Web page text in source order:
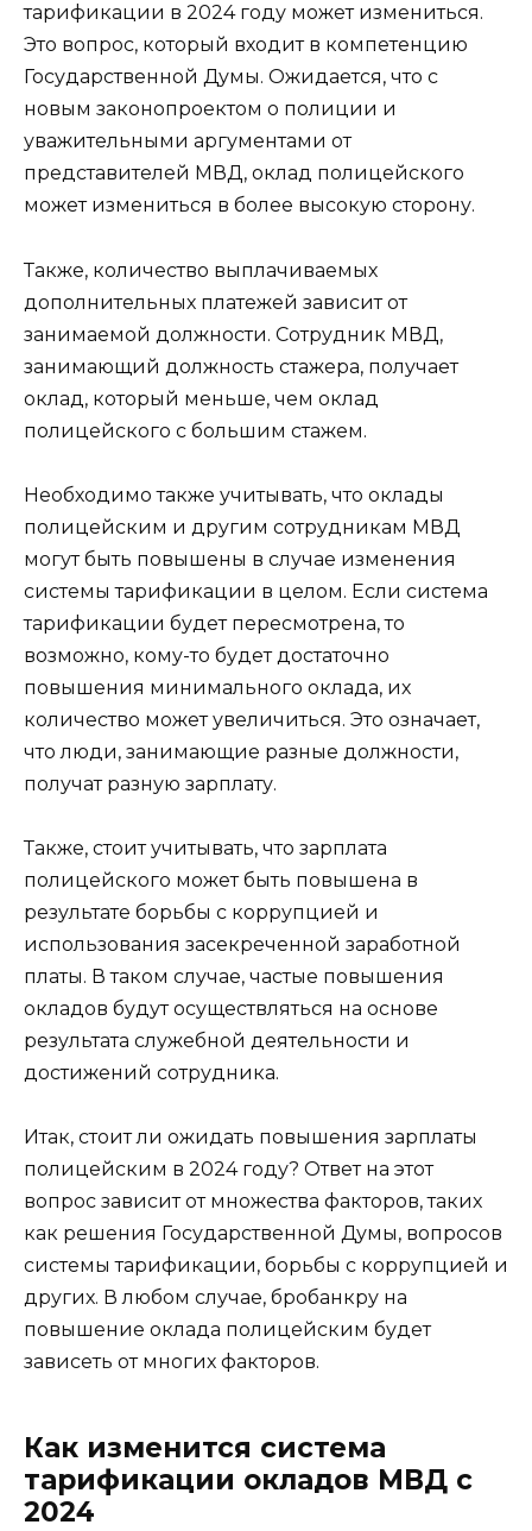
тарификации в 2024 году может измениться.
Это вопрос, который входит в компетенцию
Государственной Думы. Ожидается, что с
новым законопроектом о полиции и
уважительными аргументами от
представителей МВД, оклад полицейского
может измениться в более высокую сторону.
Также, количество выплачиваемых
дополнительных платежей зависит от
занимаемой должности. Сотрудник МВД,
занимающий должность стажера, получает
оклад, который меньше, чем оклад
полицейского с большим стажем.
Необходимо также учитывать, что оклады
полицейским и другим сотрудникам МВД
могут быть повышены в случае изменения
системы тарификации в целом. Если система
тарификации будет пересмотрена, то
возможно, кому-то будет достаточно
повышения минимального оклада, их
количество может увеличиться. Это означает,
что люди, занимающие разные должности,
получат разную зарплату.
Также, стоит учитывать, что зарплата
полицейского может быть повышена в
результате борьбы с коррупцией и
использования засекреченной заработной
платы. В таком случае, частые повышения
окладов будут осуществляться на основе
результата служебной деятельности и
достижений сотрудника.
Итак, стоит ли ожидать повышения зарплаты
полицейским в 2024 году? Ответ на этот
вопрос зависит от множества факторов, таких
как решения Государственной Думы, вопросов
системы тарификации, борьбы с коррупцией и
других. В любом случае, бробанкру на
повышение оклада полицейским будет
зависеть от многих факторов.
Как изменится система
тарификации окладов МВД с
2024